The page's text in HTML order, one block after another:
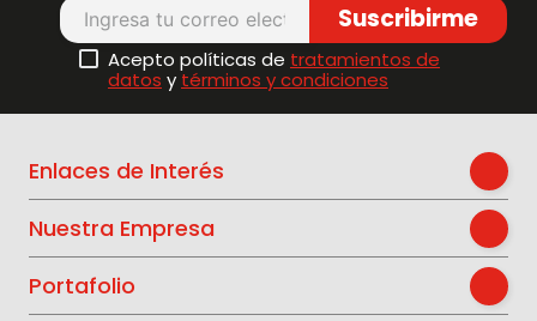
Suscribirme
Acepto políticas de tratamientos de
datos y términos y condiciones
Enlaces de Interés
Nuestra Empresa
Portafolio